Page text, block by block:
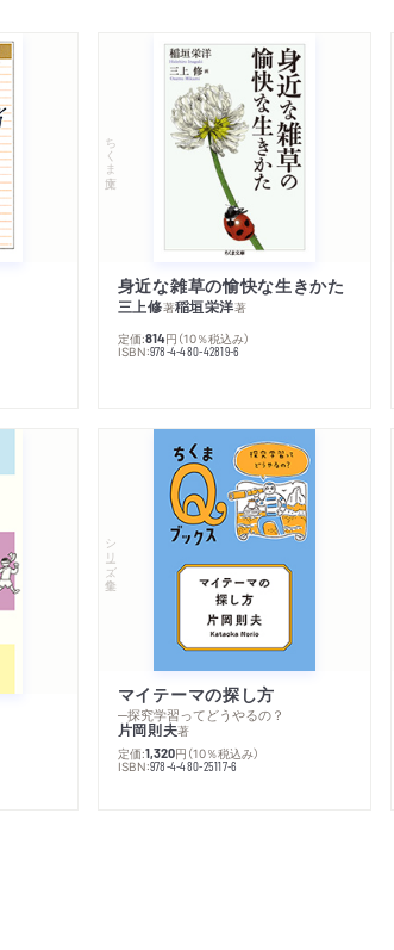
ちくま文庫
身近な雑草の愉快な生きかた
三上修著稲垣栄洋著
定価:814円 （10％税込み）
ISBN:978-4-480-42819-6
シリーズ・全集
マイテーマの探し方
─探究学習ってどうやるの？
片岡則夫著
定価:1,320円 （10％税込み）
ISBN:978-4-480-25117-6